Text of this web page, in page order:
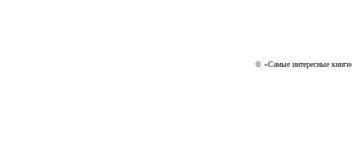
© «Самые интересные